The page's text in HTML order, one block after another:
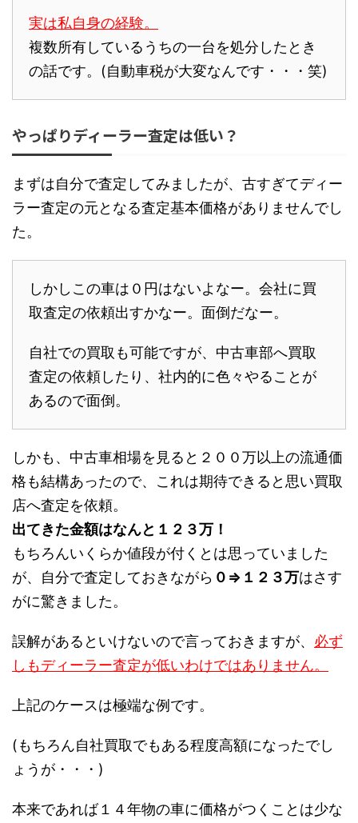
実は私自身の経験。
複数所有しているうちの一台を処分したとき
の話です。(自動車税が大変なんです・・・笑)
やっぱりディーラー査定は低い？
まずは自分で査定してみましたが、古すぎてディー
ラー査定の元となる査定基本価格がありませんでし
た。
しかしこの車は０円はないよなー。会社に買
取査定の依頼出すかなー。面倒だなー。
自社での買取も可能ですが、中古車部へ買取
査定の依頼したり、社内的に色々やることが
あるので面倒。
しかも、中古車相場を見ると２００万以上の流通価
格も結構あったので、これは期待できると思い買取
店へ査定を依頼。
出てきた金額はなんと１２３万！
もちろんいくらか値段が付くとは思っていました
が、自分で査定しておきながら ０⇒１２３万はさす
がに驚きました。
誤解があるといけないので言っておきますが、 必ず
しもディーラー査定が低いわけではありません。
上記のケースは極端な例です。
(もちろん自社買取でもある程度高額になったでし
ょうが・・・)
本来であれば１４年物の車に価格がつくことは少な